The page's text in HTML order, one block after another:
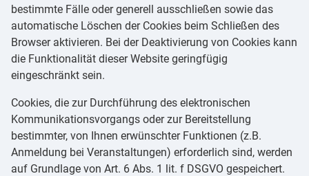
bestimmte Fälle oder generell ausschließen sowie das
automatische Löschen der Cookies beim Schließen des
Browser aktivieren. Bei der Deaktivierung von Cookies kann
die Funktionalität dieser Website geringfügig
eingeschränkt sein.
Cookies, die zur Durchführung des elektronischen
Kommunikationsvorgangs oder zur Bereitstellung
bestimmter, von Ihnen erwünschter Funktionen (z.B.
Anmeldung bei Veranstaltungen) erforderlich sind, werden
auf Grundlage von Art. 6 Abs. 1 lit. f DSGVO gespeichert.